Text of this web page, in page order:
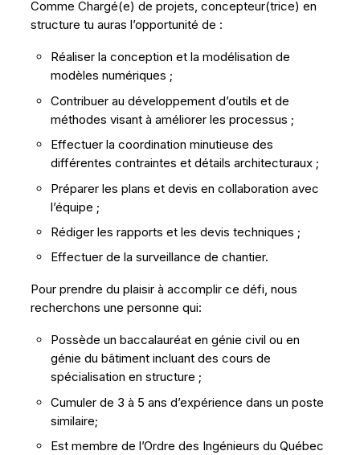
Comme Chargé(e) de projets, concepteur(trice) en
structure tu auras l’opportunité de :
Réaliser la conception et la modélisation de
modèles numériques ;
Contribuer au développement d’outils et de
méthodes visant à améliorer les processus ;
Effectuer la coordination minutieuse des
différentes contraintes et détails architecturaux ;
Préparer les plans et devis en collaboration avec
l’équipe ;
Rédiger les rapports et les devis techniques ;
Effectuer de la surveillance de chantier.
Pour prendre du plaisir à accomplir ce défi, nous
recherchons une personne qui:
Possède un baccalauréat en génie civil ou en
génie du bâtiment incluant des cours de
spécialisation en structure ;
Cumuler de 3 à 5 ans d’expérience dans un poste
similaire;
Est membre de l’Ordre des Ingénieurs du Québec